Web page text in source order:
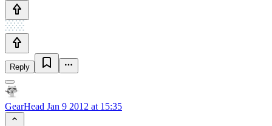
Reply
GearHead Jan 9 2012 at 15:35